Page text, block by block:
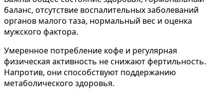
баланс, отсутствие воспалительных заболеваний
органов малого таза, нормальный вес и оценка
мужского фактора.
Умеренное потребление кофе и регулярная
физическая активность не снижают фертильность.
Напротив, они способствуют поддержанию
метаболического здоровья.